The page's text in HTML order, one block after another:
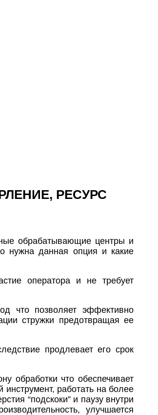
РЕСУРС
обрабатывающие центры и
нужна данная опция и какие
оператора и не требует
что позволяет эффективно
стружки предотвращая ее
продлевает его срок
обработки что обеспечивает
работать на более
“подскоки” и паузу внутри
улучшается